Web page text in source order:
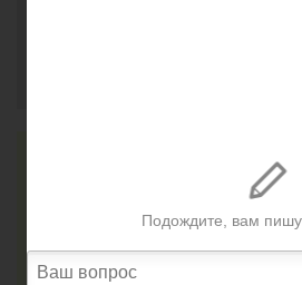
Консультация
Ответ на сайте в
Задать